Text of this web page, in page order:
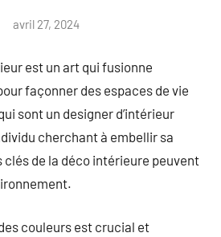
avril 27, 2024
est un art qui fusionne
façonner des espaces de vie
sont un designer d’intérieur
cherchant à embellir sa
clés de la déco intérieure peuvent
couleurs est crucial et